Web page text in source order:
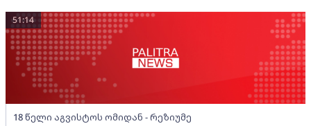
18 წელი აგვისტოს ომიდან - რეზიუმე
51:14